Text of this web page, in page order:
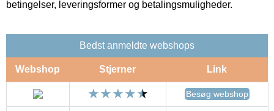
betingelser, leveringsformer og betalingsmuligheder.
Bedst anmeldte webshops
Webshop Stjerner Link
Besøg webshop